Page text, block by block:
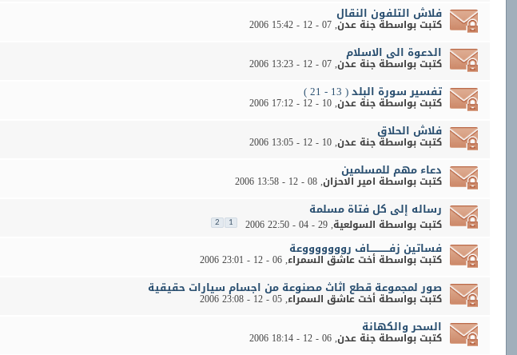
فلاش التلفون النقال
كتبت بواسطةجنة عدن‏, 07 - 12 - 2006 15:42
الدعوة الى الاسلام
كتبت بواسطةجنة عدن‏, 07 - 12 - 2006 13:23
تفسير سورة البلد ( 13 - 21 )
كتبت بواسطةجنة عدن‏, 10 - 12 - 2006 17:12
فلاش الحلاق
كتبت بواسطةجنة عدن‏, 10 - 12 - 2006 13:05
دعاء مهم للمسلمين
كتبت بواسطة امير الاحزان‏, 08 - 12 - 2006 13:58
رساله إلى كل فتاة مسلمة
كتبت بواسطة السولعية‏, 29 - 04 - 2006 22:50
1
2
فساتين زفــــــــــــاف روووووووعة
كتبت بواسطةأخت عاشق السمراء‏, 06 - 12 - 2006 23:01
صور لمجموعة قطع اثاث مصنوعة من اجسام سيارات حقيقية
كتبت بواسطةأخت عاشق السمراء‏, 05 - 12 - 2006 23:08
السحر والكهانة
كتبت بواسطةجنة عدن‏, 06 - 12 - 2006 18:14